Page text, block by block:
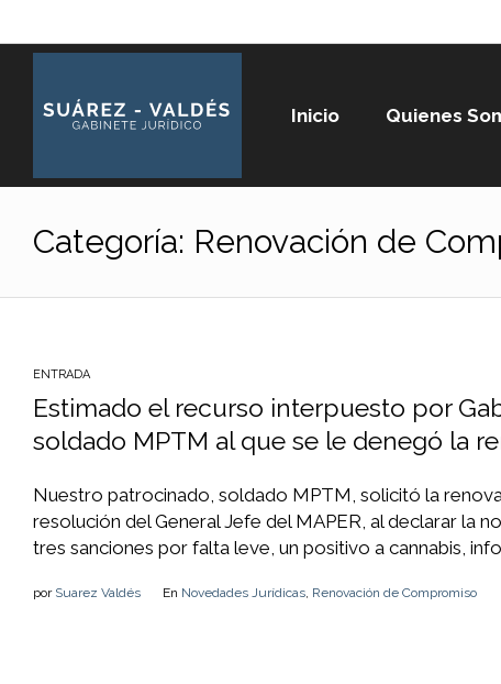
Inicio Quienes
Categoría: Renovación de
ENTRADA
Estimado el recurso interpuesto por
soldado MPTM al que se le denegó la
Nuestro patrocinado, soldado MPTM, solicitó la
resolución del General Jefe del MAPER, al declarar la
tres sanciones por falta leve, un positivo a cannabis,
por Suarez Valdés En Novedades Jurídicas, Renovación de Compromiso